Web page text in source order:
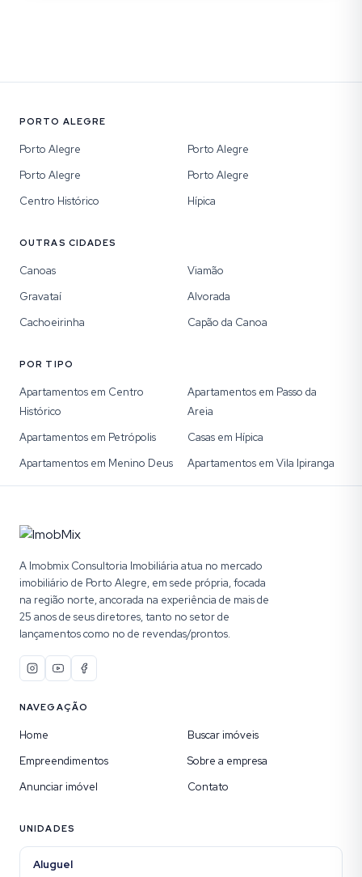
PORTO ALEGRE
Porto Alegre
Porto Alegre
Porto Alegre
Porto Alegre
Centro Histórico
Hípica
OUTRAS CIDADES
Canoas
Viamão
Gravataí
Alvorada
Cachoeirinha
Capão da Canoa
POR TIPO
Apartamentos em Centro
Histórico
Apartamentos em Passo da
Areia
Apartamentos em Petrópolis
Casas em Hípica
Apartamentos em Menino Deus
Apartamentos em Vila Ipiranga
A Imobmix Consultoria Imobiliária atua no mercado
imobiliário de Porto Alegre, em sede própria, focada
na região norte, ancorada na experiência de mais de
25 anos de seus diretores, tanto no setor de
lançamentos como no de revendas/prontos.
NAVEGAÇÃO
Home
Buscar imóveis
Empreendimentos
Sobre a empresa
Anunciar imóvel
Contato
UNIDADES
Aluguel